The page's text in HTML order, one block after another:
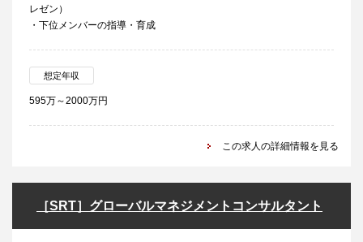
レゼン）
・下位メンバーの指導・育成
想定年収
595万～2000万円
この求人の詳細情報を見る
［SRT］グローバルマネジメントコンサルタント